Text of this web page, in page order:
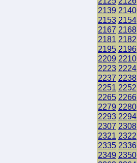
2139 2140
2153 2154
2167 2168
2181 2182
2195 2196
2209 2210
2223 2224
2237 2238
2251 2252
2265 2266
2279 2280
2293 2294
2307 2308
2321 2322
2335 2336
2349 2350